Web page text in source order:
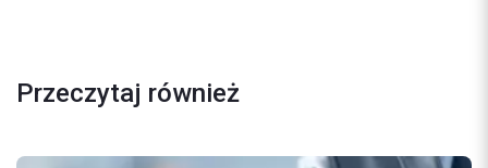
Przeczytaj również